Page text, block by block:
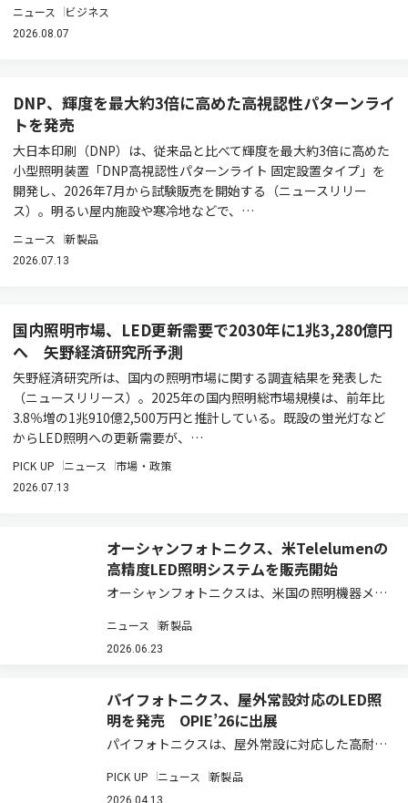
ニュース ビジネス
2026.08.07
DNP、輝度を最大約3倍に高めた高視認性パターンライ
トを発売
大日本印刷（DNP）は、従来品と比べて輝度を最大約3倍に高めた
小型照明装置「DNP高視認性パターンライト 固定設置タイプ」を
開発し、2026年7月から試験販売を開始する（ニュースリリー
ス）。明るい屋内施設や寒冷地などで、…
ニュース 新製品
2026.07.13
国内照明市場、LED更新需要で2030年に1兆3,280億円
へ 矢野経済研究所予測
矢野経済研究所は、国内の照明市場に関する調査結果を発表した
（ニュースリリース）。2025年の国内照明総市場規模は、前年比
3.8％増の1兆910億2,500万円と推計している。既設の蛍光灯など
からLED照明への更新需要が、…
PICK UP ニュース 市場・政策
2026.07.13
オーシャンフォトニクス、米Telelumenの
高精度LED照明システムを販売開始
オーシャンフォトニクスは、米国の照明機器メー
社）と日本国内販売代理店契約を締結し、同社が
開発するコンピュータ制御型の高精度LED照明シ
ニュース 新製品
2026.06.23
パイフォトニクス、屋外常設対応のLED照
明を発売 OPIE’26に出展
パイフォトニクスは、屋外常設に対応した高耐環
ロ・シリーズ」を開発し、2026年4月から発売を
PICK UP ニュース 新製品
2026.04.13